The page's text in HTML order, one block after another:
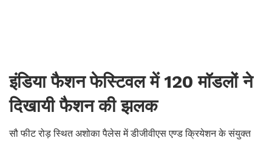
इंडिया फैशन फेस्टिवल में 120 माॅडलों ने
दिखायी फैशन की झलक
सौ फीट रोड़ स्थित अशोका पैलेस में डीजीवीएस एण्ड क्रियेशन के संयुक्त